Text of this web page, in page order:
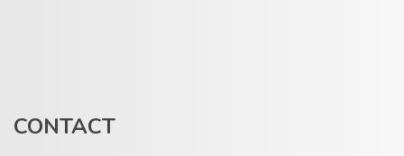
CONTACT